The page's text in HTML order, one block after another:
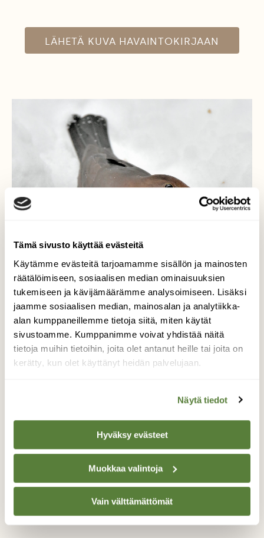
Tämä sivusto käyttää evästeitä
Käytämme evästeitä tarjoamamme sisällön ja mainosten
räätälöimiseen, sosiaalisen median ominaisuuksien
tukemiseen ja kävijämäärämme analysoimiseen. Lisäksi
jaamme sosiaalisen median, mainosalan ja analytiikka-
alan kumppaneillemme tietoja siitä, miten käytät
sivustoamme. Kumppanimme voivat yhdistää näitä
tietoja muihin tietoihin, joita olet antanut heille tai joita on
kerätty, kun olet käyttänyt heidän palvelujaan.
Näytä tiedot
Hyväksy evästeet
Muokkaa valintoja
Vain välttämättömät
LÄHETÄ KUVA HAVAINTOKIRJAAN
Syö lumeen karisseita siemeniä.